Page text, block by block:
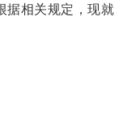
据相关规定，现就